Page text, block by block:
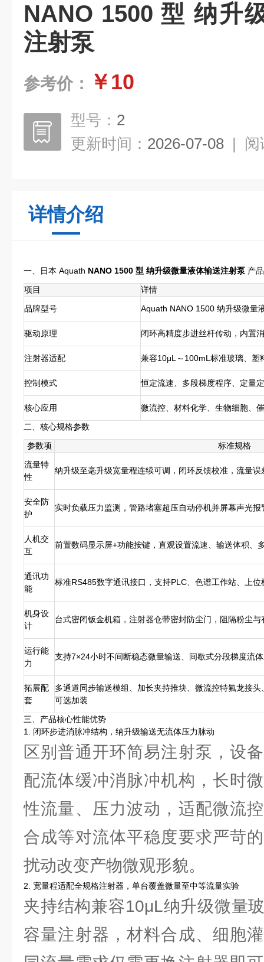
NANO 1500 型 纳升
注射泵
参考价： ￥10
型号： 2
更新时间： 2026-07-08 | 阅
详情介绍
一、日本 Aquath NANO 1500 型 纳升级微量液体输送注射泵 产
项目
详情
品牌型号
Aquath NANO 1500 纳升级微量
驱动原理 闭环高精度步进丝杆传动，内置
注射器适配 兼容10μL～100mL标准玻璃、塑
控制模式 恒定流速、多段梯度程序、定量
核心应用
微流控、材料化学、生物细胞、
二、核心规格参数
参数项
标准规格
流量特
性
纳升级至毫升级宽量程连续可调，闭环反馈校准，流量
安全防
护
实时负载压力监测，管路堵塞超压自动停机并屏幕声光
人机交
互
前置数码显示屏+功能按键，直观设置流速、输送体积、
通讯功
能
标准RS485数字通讯接口，支持PLC、色谱工作站、上
机身设
计
台式密闭钣金机箱，注射器仓带密封防尘门，阻隔粉尘
运行能
力
支持7×24小时不间断稳态微量输送、间歇式分段梯度流
拓展配
套
多通道同步输送模组、加长夹持推块、微流控特氟龙接
可选加装
三、产品核心性能优势
1. 闭环步进消脉冲结构，纳升级输送无流体压力脉动
区别普通开环简易注射泵，设
配流体缓冲消脉冲机构，长时
性流量、压力波动，适配微流
合成等对流体平稳度要求严苛
扰动改变产物微观形貌。
2. 宽量程适配全规格注射器，单台覆盖微量至中等流量实验
夹持结构兼容10μL纳升级微量
容量注射器，材料合成、细胞